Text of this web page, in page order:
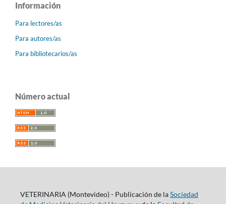
Información
Para lectores/as
Para autores/as
Para bibliotecarios/as
Número actual
VETERINARIA (Montevideo) - Publicación de laSociedad